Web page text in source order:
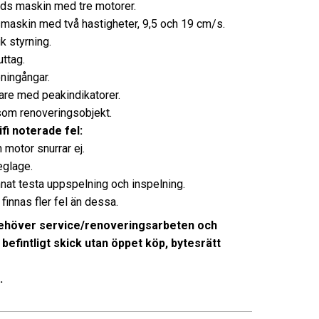
maskin med tre motorer.
med två hastigheter, 9,5 och 19 cm/s.
styrning.
med peakindikatorer.
renoveringsobjekt.
noterade fel:
motor snurrar ej.
testa uppspelning och inspelning.
fler fel än dessa.
service/renoveringsarbeten och
skick utan öppet köp, bytesrätt